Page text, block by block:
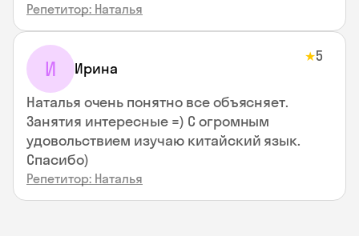
Репетитор: Наталья
И Ирина
★5
Наталья очень понятно все объясняет.
Занятия интересные =) С огромным
удовольствием изучаю китайский язык.
Спасибо)
Репетитор: Наталья